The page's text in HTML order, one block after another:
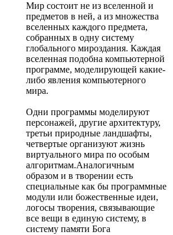
Мир состоит не из вселенной и
предметов в ней, а из множества
вселенных каждого предмета,
собранных в одну систему
глобального мироздания. Каждая
вселенная подобна компьютерной
программе, моделирующей какие-
либо явления компьютерного
мира.
Одни программы моделируют
персонажей, другие архитектуру,
третьи природные ландшафты,
четвертые организуют жизнь
виртуального мира по особым
алгоритмам.Аналогичным
образом и в творении есть
специальные как бы программные
модули или божественные идеи,
логосы творения, связывающие
все вещи в единую систему, в
систему памяти Бога